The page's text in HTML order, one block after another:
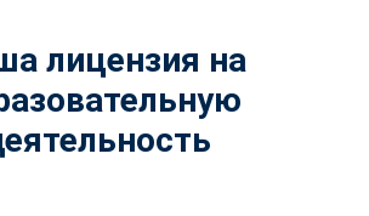
лицензия на